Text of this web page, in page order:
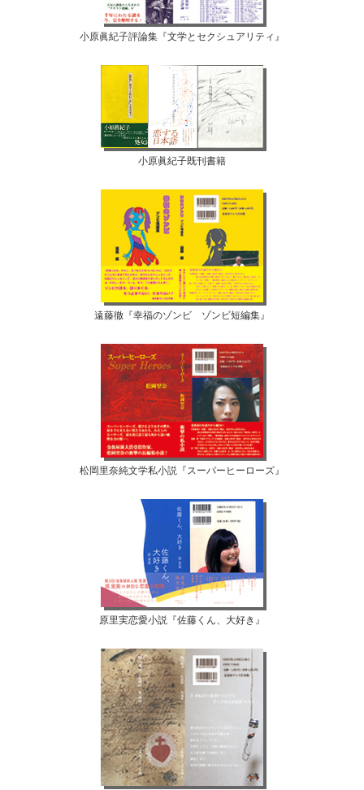
小原眞紀子評論集『文学とセクシュアリティ』
小原眞紀子既刊書籍
遠藤徹『幸福のゾンビ ゾンビ短編集』
松岡里奈純文学私小説『スーパーヒーローズ』
原里実恋愛小説『佐藤くん、大好き』